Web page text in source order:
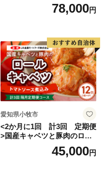
78,000円
愛知県小牧市
<2か月に1回 計3回 定期便
>国産キャベツと豚肉のロー
ルキャベツ（6P入り）
45,000円